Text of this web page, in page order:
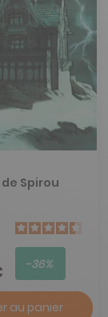
Spirou
-36%
au panier